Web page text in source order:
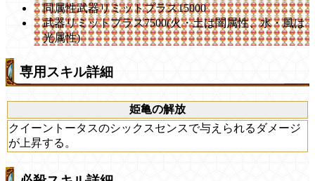
同属性武器リミットプラス15000
武器リミットプラス7500(火・土は闇属性、水・風は
光属性)
専用スキル詳細
姫亀の解放
クイーントータスのシックスセンスで与えられるダメージ
が上昇する。